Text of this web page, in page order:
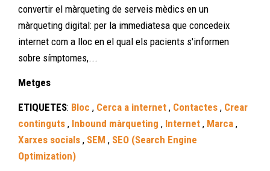
convertir el màrqueting de serveis mèdics en un
màrqueting digital: per la immediatesa que concedeix
internet com a lloc en el qual els pacients s'informen
sobre símptomes,...
Metges
ETIQUETES: Bloc , Cerca a internet , Contactes , Crear
continguts , Inbound màrqueting , Internet , Marca ,
Xarxes socials , SEM , SEO (Search Engine
Optimization)